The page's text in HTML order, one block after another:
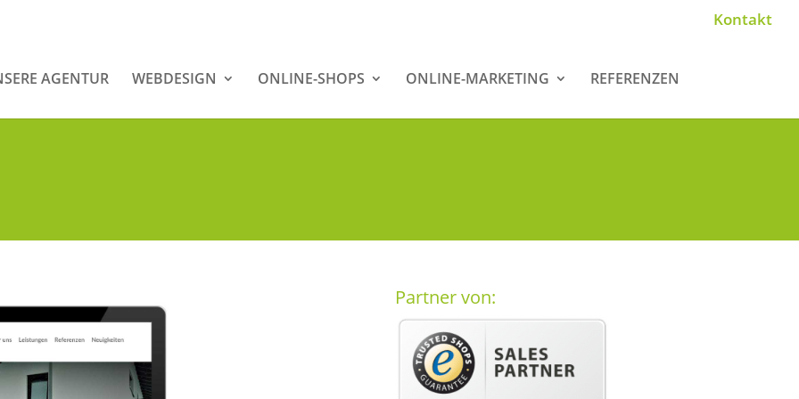
Kontakt
AGENTUR WEBDESIGN ONLINE-SHOPS ONLINE-MARKETING REFERENZEN
Partner von: